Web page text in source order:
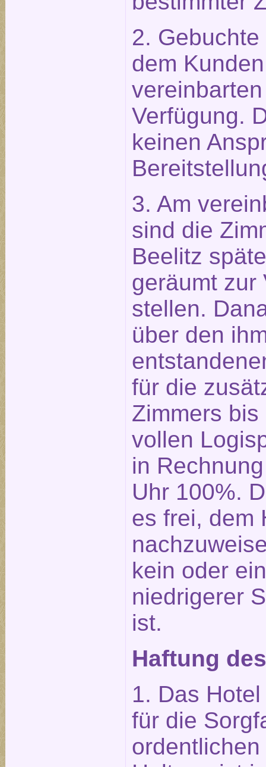
2.
dem
Verfügung.
keinen
3. Am
sind die
Beelitz
geräumt zur
stellen.
über den
für die
Zimmers
vollen
in
Uhr 100%.
es frei, dem
kein oder
niedrigerer
ist.
Haftung
1. Das
für die